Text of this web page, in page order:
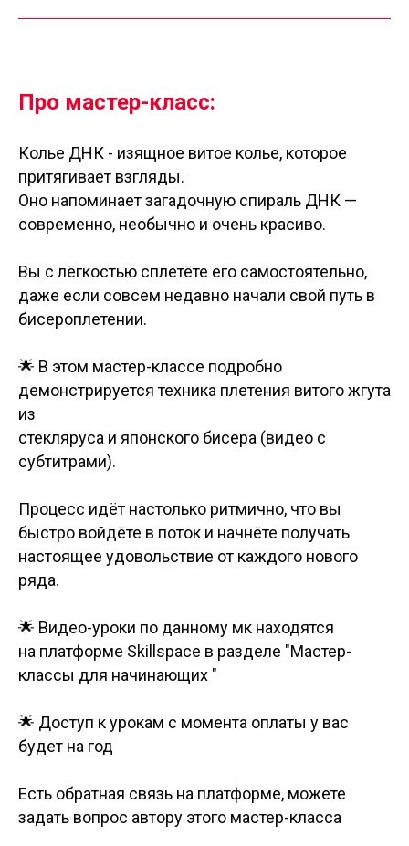
Про мастер-класс:
Колье ДНК - изящное витое колье, которое
притягивает взгляды.
Оно напоминает загадочную спираль ДНК —
современно, необычно и очень красиво.
Вы с лёгкостью сплетёте его самостоятельно,
даже если совсем недавно начали свой путь в
бисероплетении.
🌟 В этом мастер-классе подробно
демонстрируется техника плетения витого жгута
из
стекляруса и японского бисера (видео с
субтитрами).
Процесс идёт настолько ритмично, что вы
быстро войдёте в поток и начнёте получать
настоящее удовольствие от каждого нового
ряда.
🌟 Видео-уроки по данному мк находятся
на платформе Skillspace в разделе "Мастер-
классы для начинающих "
🌟 Доступ к урокам с момента оплаты у вас
будет на год
Есть обратная связь на платформе, можете
задать вопрос автору этого мастер-класса